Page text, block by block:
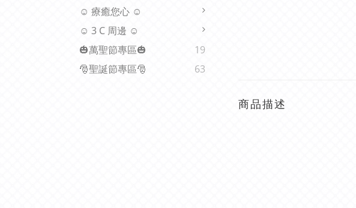
☺ 療癒您心 ☺
☺ 3 C 周邊 ☺
🎃萬聖節專區🎃
19
🎅聖誕節專區🎅
63
商品描述